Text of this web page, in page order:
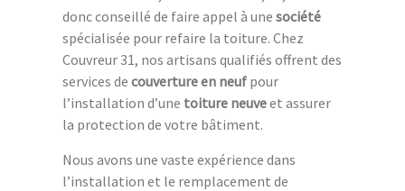
donc conseillé de faire appel à une société
spécialisée pour refaire la toiture. Chez
Couvreur 31, nos artisans qualifiés offrent des
services de couverture en neuf pour
l’installation d’une toiture neuveet assurer
la protection de votre bâtiment.
Nous avons une vaste expérience dans
l’installation et le remplacement de